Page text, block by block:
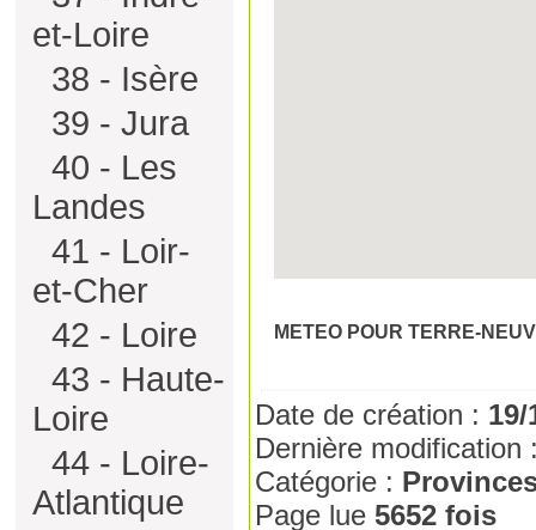
et-Loire
38 - Isère
39 - Jura
40 - Les
Landes
41 - Loir-
et-Cher
42 - Loire
43 - Haute-
Loire
44 - Loire-
Atlantique
METEO POUR TERRE-
Date de création : 19/
Dernière
Catégorie :
Page lue 5652 fois